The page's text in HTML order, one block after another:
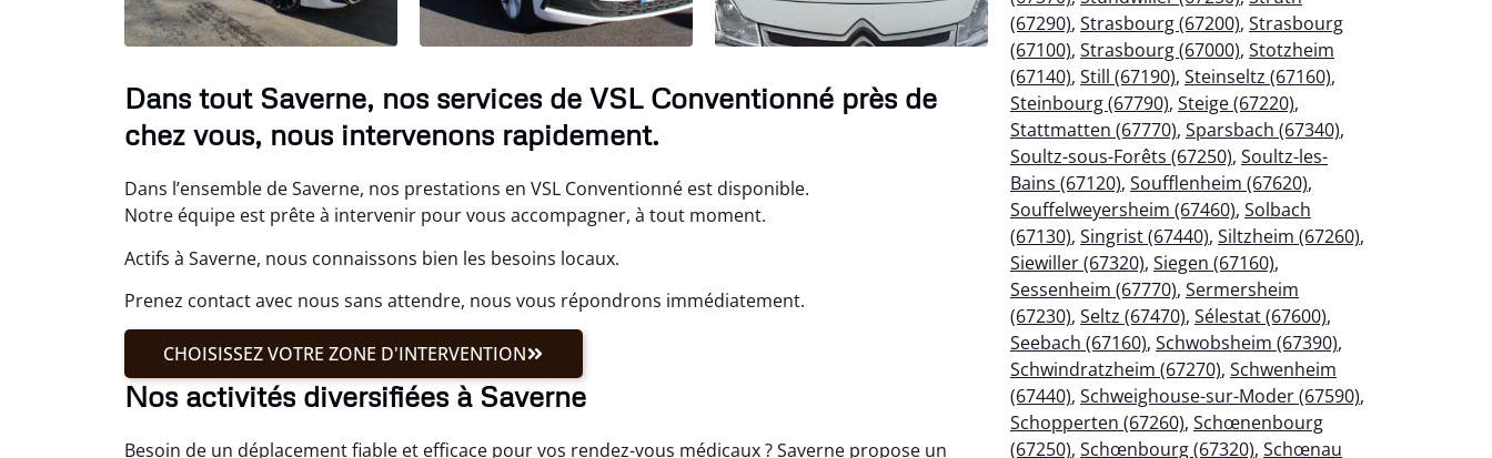
Dans tout Saverne, nos services de VSL Conventionné près de
chez vous, nous intervenons rapidement.
Dans l’ensemble de Saverne, nos prestations en VSL Conventionné est disponible.
Notre équipe est prête à intervenir pour vous accompagner, à tout moment.
Actifs à Saverne, nous connaissons bien les besoins locaux.
Prenez contact avec nous sans attendre, nous vous répondrons immédiatement.
CHOISISSEZ VOTRE ZONE D'INTERVENTION
Nos activités diversifiées à Saverne
Besoin de un déplacement fiable et efficace pour vos rendez-vous médicaux ? Saverne propose un
(67290), Strasbourg (67200), Strasbourg
(67100), Strasbourg (67000), Stotzheim
(67140), Still (67190), Steinseltz (67160),
Steinbourg (67790), Steige (67220),
Stattmatten (67770), Sparsbach (67340),
Soultz-sous-Forêts (67250), Soultz-les-
Bains (67120), Soufflenheim (67620),
Souffelweyersheim (67460), Solbach
(67130), Singrist (67440), Siltzheim (67260),
Siewiller (67320), Siegen (67160),
Sessenheim (67770), Sermersheim
(67230), Seltz (67470), Sélestat (67600),
Seebach (67160), Schwobsheim (67390),
Schwindratzheim (67270), Schwenheim
(67440), Schweighouse-sur-Moder (67590),
Schopperten (67260), Schœnenbourg
(67250), Schœnbourg (67320), Schœnau